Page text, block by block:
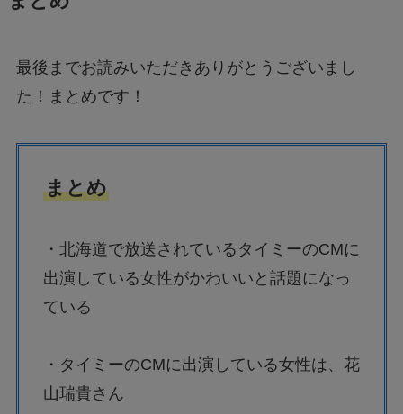
最後までお読みいただきありがとうございまし
た！まとめです！
まとめ
・北海道で放送されているタイミーのCMに
出演している女性がかわいいと話題になっ
ている
・タイミーのCMに出演している女性は、花
山瑞貴さん